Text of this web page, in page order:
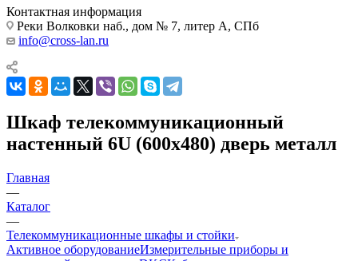
Контактная информация
Реки Волковки наб., дом № 7, литер А, СПб
info@cross-lan.ru
Шкаф телекоммуникационный
настенный 6U (600x480) дверь металл
Главная
—
Каталог
—
Телекоммуникационные шкафы и стойки
Активное оборудованиеИзмерительные приборы и